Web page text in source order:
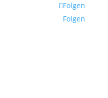
Folgen
Folgen